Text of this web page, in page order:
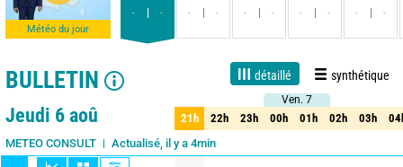
Météo du jour
- - - - - - - - - -
BULLETIN détaillé synthétique
Live 1 jour 3 jours 15 jours Fiabilité 90%
Jeudi 6 aoû
METEO CONSULT Actualisé, il y a 4min
Ven. 7
21h 22h 23h 00h 01h 02h 03h
Ven. 7
21h 22h 23h 00h 01h 02h 03h